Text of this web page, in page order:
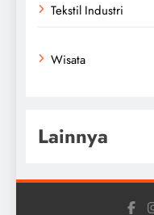
Tekstil Industri
Wisata
Lainnya